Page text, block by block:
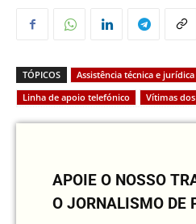
TÓPICOS Assistência técnica e jurídica
Linha de apoio telefónico
Vítimas
APOIE O NOSSO
O JORNALISMO DE